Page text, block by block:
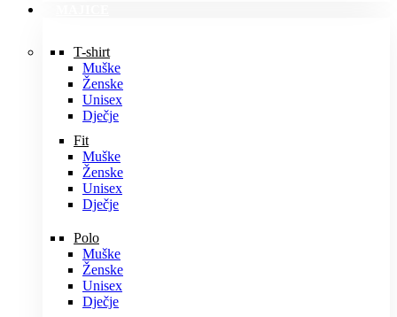
T-shirt
Muške
Ženske
Unisex
Dječje
Fit
Muške
Ženske
Unisex
Dječje
Polo
Muške
Ženske
Unisex
Dječje